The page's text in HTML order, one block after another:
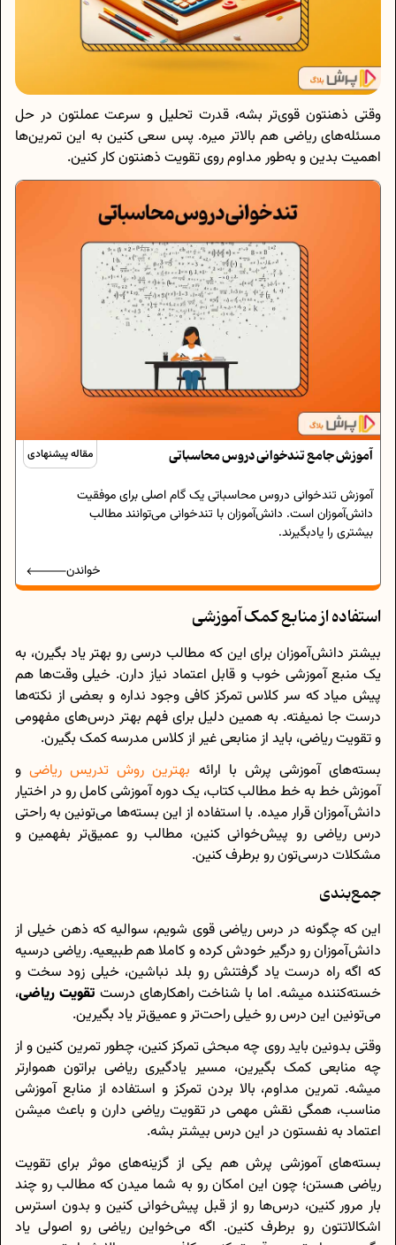
وقتی ذهنتون قوی‌تر بشه، قدرت تحلیل و سرعت عملتون در حل
مسئله‌های ریاضی هم بالاتر میره. پس سعی کنین به این تمرین‌ها
اهمیت بدین و به‌طور مداوم روی تقویت ذهنتون کار کنین.
مقاله پیشنهادی آموزش جامع تند‌خوانی دروس محاسباتی
آموزش تند‌خوانی دروس محاسباتی یک گام اصلی برای موفقیت
دانش‌آموزان است. دانش‌آموزان با تند‌خوانی می‌توانند مطالب
بیشتری را یادبگیرند.
خواندن
استفاده از منابع کمک آموزشی
بیشتر دانش‌آموزان برای این که مطالب درسی رو بهتر یاد بگیرن، به
یک منبع آموزشی خوب و قابل‌ اعتماد نیاز دارن. خیلی وقت‌ها هم
پیش میاد که سر کلاس تمرکز کافی وجود نداره و بعضی از نکته‌ها
درست جا نمیفته. به همین دلیل برای فهم بهتر درس‌های مفهومی
و تقویت ریاضی، باید از منابعی غیر از کلاس مدرسه کمک بگیرن.
بسته‌های آموزشی پرش با ارائه‌ بهترین روش تدریس ریاضیو
آموزش خط‌ به‌ خط مطالب کتاب، یک دوره‌ آموزشی کامل رو در اختیار
دانش‌آموزان قرار میده. با استفاده از این بسته‌ها می‌تونین به‌ راحتی
درس ریاضی رو پیش‌خوانی کنین، مطالب رو عمیق‌تر بفهمین و
مشکلات درسی‌تون رو برطرف کنین.
جمع‌بندی
این که چگونه در درس ریاضی قوی شویم، سوالیه که ذهن خیلی از
دانش‌آموزان رو درگیر خودش کرده و کاملا هم طبیعیه. ریاضی درسیه
که اگه راه درست یاد گرفتنش رو بلد نباشین، خیلی زود سخت و
خسته‌کننده میشه. اما با شناخت راهکارهای درست تقویت ریاضی،
می‌تونین این درس رو خیلی راحت‌تر و عمیق‌تر یاد بگیرین.
وقتی بدونین باید روی چه مبحثی تمرکز کنین، چطور تمرین کنین و از
چه منابعی کمک بگیرین، مسیر یادگیری ریاضی براتون هموارتر
میشه. تمرین مداوم، بالا بردن تمرکز و استفاده از منابع آموزشی
مناسب، همگی نقش مهمی در تقویت ریاضی دارن و باعث میشن
اعتماد به‌ نفستون در این درس بیشتر بشه.
بسته‌های آموزشی پرش هم یکی از گزینه‌های موثر برای تقویت
ریاضی هستن؛ چون این امکان رو به شما میدن که مطالب رو چند
بار مرور کنین، درس‌ها رو از قبل پیش‌خوانی کنین و بدون استرس
اشکالاتتون رو برطرف کنین. اگه می‌خواین ریاضی رو اصولی یاد